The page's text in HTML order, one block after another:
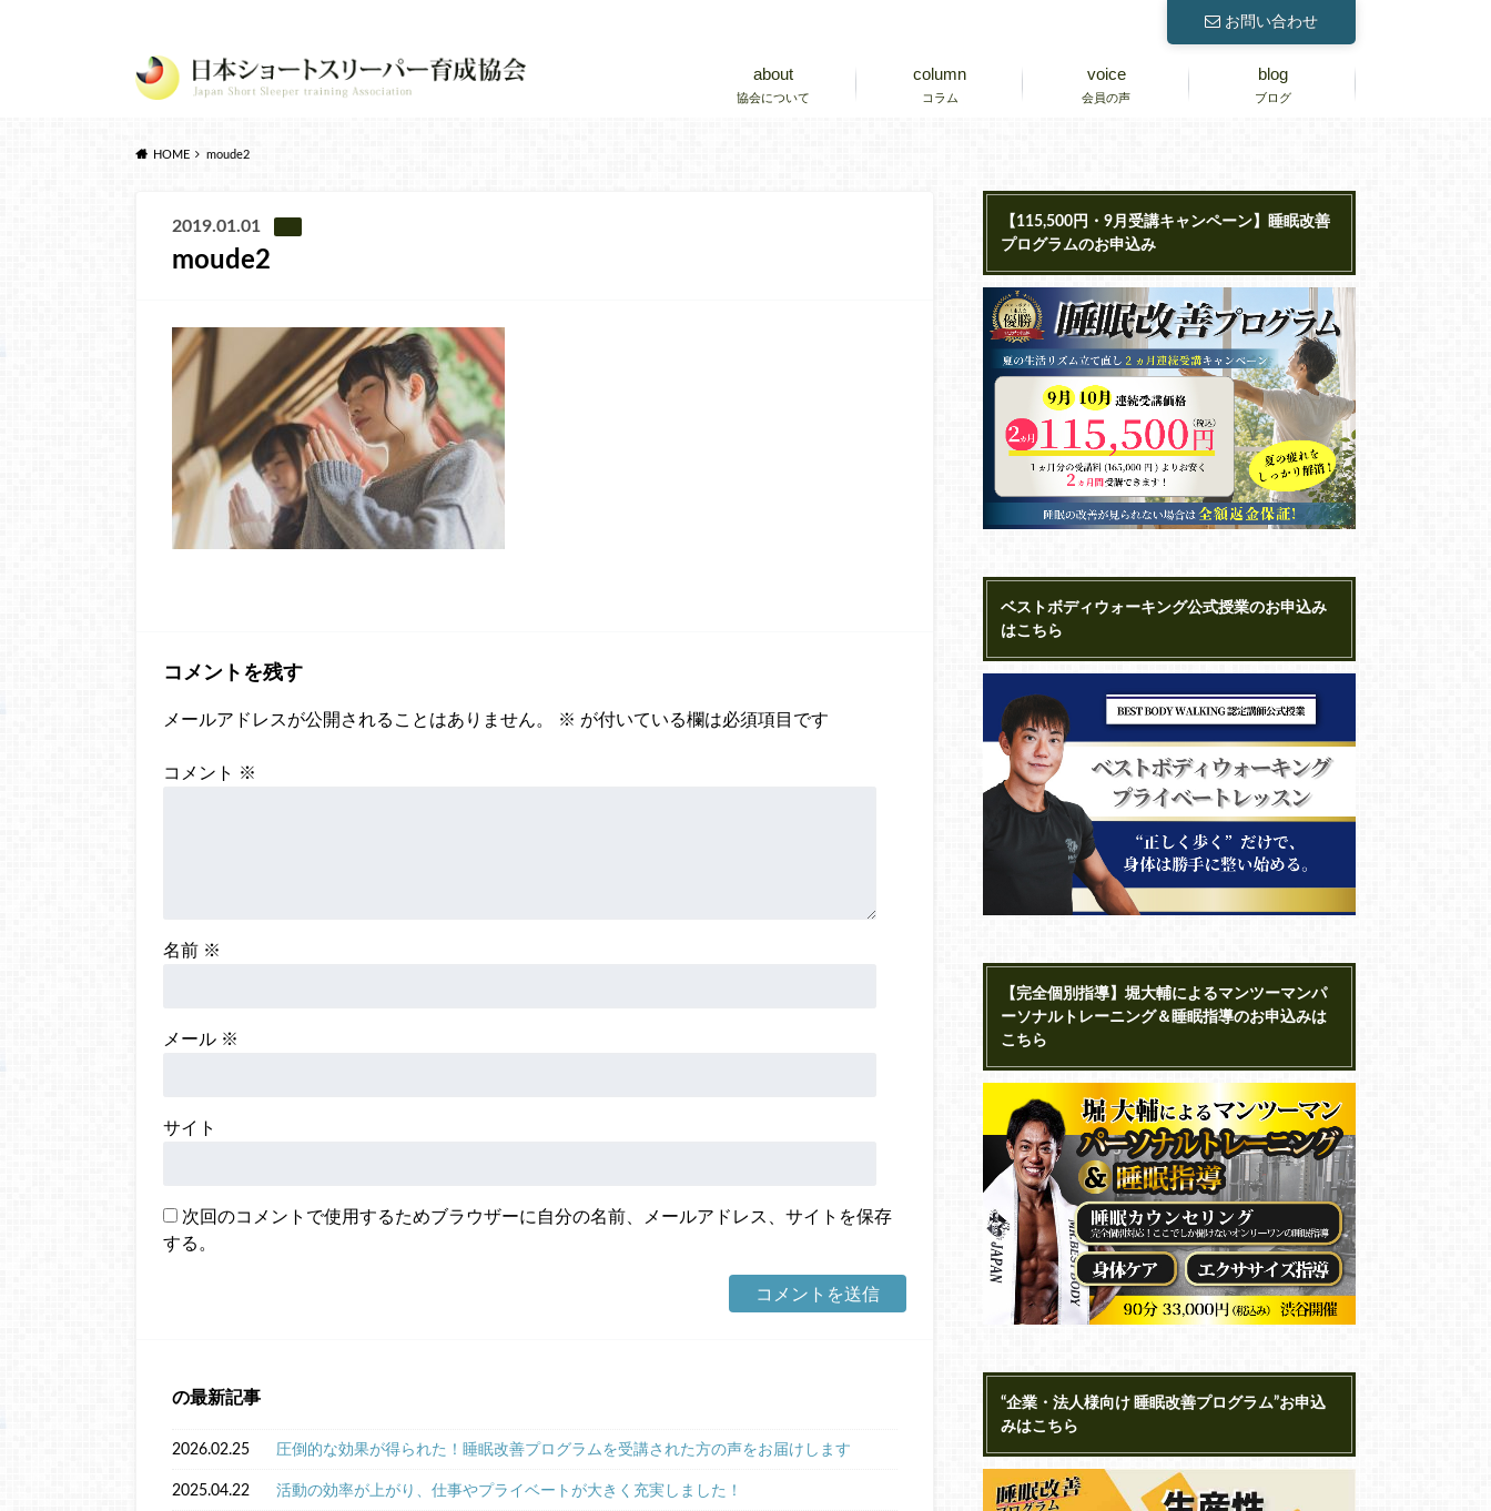
お問い合わせ
協会について
about
コラム
column
会員の声
voice
ブログ
blog
HOME moude2
2019.01.01
moude2
コメントを残す
メールアドレスが公開されることはありません。 ※ が付いている欄は必須項目です
コメント ※
名前 ※
メール ※
サイト
次回のコメントで使用するためブラウザーに自分の名前、メールアドレス、サイトを保存
する。
の最新記事
2026.02.25 圧倒的な効果が得られた！睡眠改善プログラムを受講された方の声をお届けします
2025.04.22 活動の効率が上がり、仕事やプライベートが大きく充実しました！
【115,500円・9月受講キャンペーン】睡眠改善
プログラムのお申込み
ベストボディウォーキング公式授業のお申込み
はこちら
【完全個別指導】堀大輔によるマンツーマンパ
ーソナルトレーニング＆睡眠指導のお申込みは
こちら
“企業・法人様向け 睡眠改善プログラム”お申込
みはこちら